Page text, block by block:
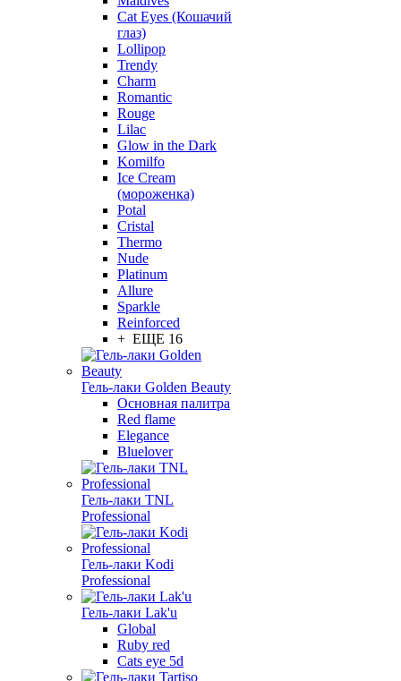
Cat Eyes (Кошачий
глаз)
Lollipop
Trendy
Charm
Romantic
Rouge
Lilac
Glow in the Dark
Komilfo
Ice Cream
(мороженка)
Potal
Cristal
Thermo
Nude
Platinum
Allure
Sparkle
Reinforced
+ ЕЩЕ 16
Гель-лаки Golden Beauty
Основная палитра
Red flame
Elegance
Bluelover
Гель-лаки TNL
Professional
Гель-лаки Kodi
Professional
Гель-лаки Lak'u
Global
Ruby red
Cats eye 5d